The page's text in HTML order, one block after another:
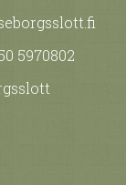
5970802